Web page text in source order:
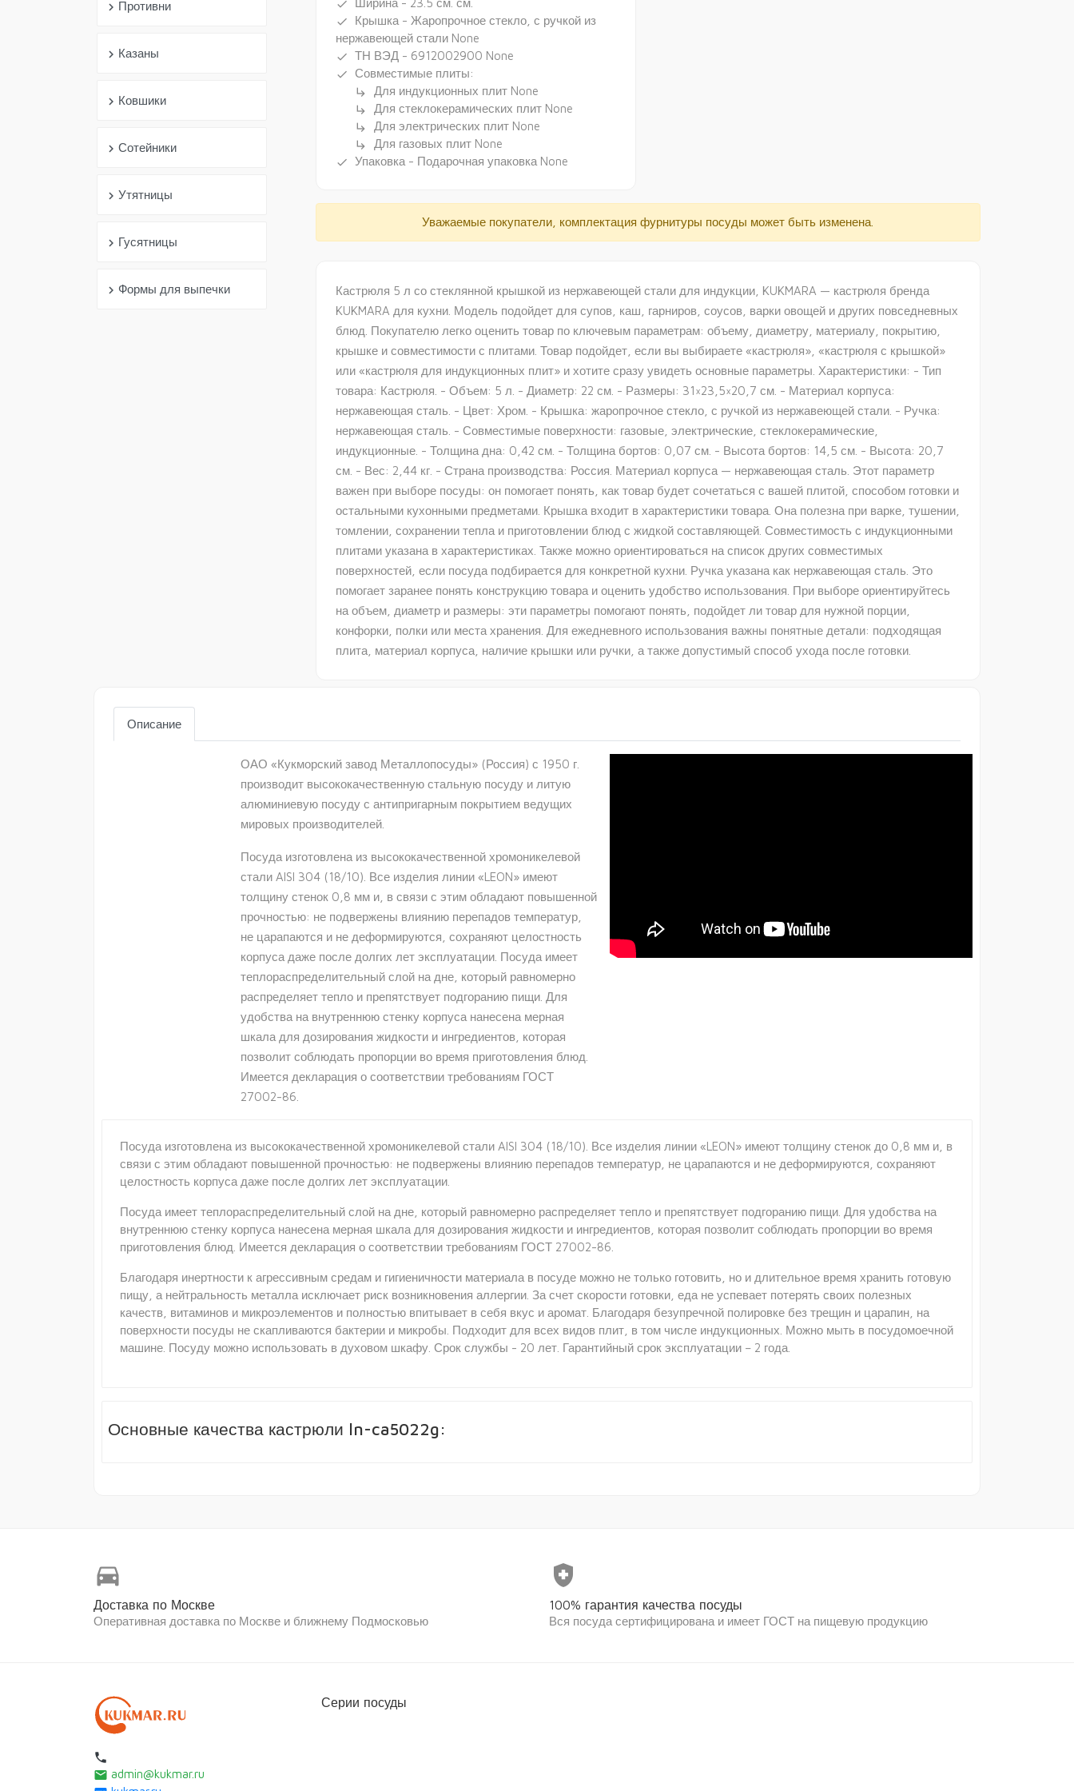
chevron_right Противни
chevron_right Казаны
chevron_right Ковшики
chevron_right Сотейники
chevron_right Утятницы
chevron_right Гусятницы
chevron_right Формы для выпечки
done
done
Крышка - Жаропрочное стекло, с ручкой из
нержавеющей стали None
done ТН ВЭД - 6912002900 None
done Совместимые плиты:
subdirectory_arrow_right Для индукционных плит None
subdirectory_arrow_right Для стеклокерамических плит None
subdirectory_arrow_right Для электрических плит None
subdirectory_arrow_right Для газовых плит None
done Упаковка - Подарочная упаковка None
Уважаемые покупатели, комплектация фурнитуры посуды может быть изменена.
Кастрюля 5 л со стеклянной крышкой из нержавеющей стали для индукции, KUKMARA — кастрюля бренда
KUKMARA для кухни. Модель подойдет для супов, каш, гарниров, соусов, варки овощей и других повседневных
блюд. Покупателю легко оценить товар по ключевым параметрам: объему, диаметру, материалу, покрытию,
крышке и совместимости с плитами. Товар подойдет, если вы выбираете «кастрюля», «кастрюля с крышкой»
или «кастрюля для индукционных плит» и хотите сразу увидеть основные параметры. Характеристики: - Тип
товара: Кастрюля. - Объем: 5 л. - Диаметр: 22 см. - Размеры: 31×23,5×20,7 см. - Материал корпуса:
нержавеющая сталь. - Цвет: Хром. - Крышка: жаропрочное стекло, с ручкой из нержавеющей стали. - Ручка:
нержавеющая сталь. - Совместимые поверхности: газовые, электрические, стеклокерамические,
индукционные. - Толщина дна: 0,42 см. - Толщина бортов: 0,07 см. - Высота бортов: 14,5 см. - Высота: 20,7
см. - Вес: 2,44 кг. - Страна производства: Россия. Материал корпуса — нержавеющая сталь. Этот параметр
важен при выборе посуды: он помогает понять, как товар будет сочетаться с вашей плитой, способом готовки и
остальными кухонными предметами. Крышка входит в характеристики товара. Она полезна при варке, тушении,
томлении, сохранении тепла и приготовлении блюд с жидкой составляющей. Совместимость с индукционными
плитами указана в характеристиках. Также можно ориентироваться на список других совместимых
поверхностей, если посуда подбирается для конкретной кухни. Ручка указана как нержавеющая сталь. Это
помогает заранее понять конструкцию товара и оценить удобство использования. При выборе ориентируйтесь
на объем, диаметр и размеры: эти параметры помогают понять, подойдет ли товар для нужной порции,
конфорки, полки или места хранения. Для ежедневного использования важны понятные детали: подходящая
плита, материал корпуса, наличие крышки или ручки, а также допустимый способ ухода после готовки.
Описание
ОАО «Кукморский завод Металлопосуды» (Россия) с 1950 г.
производит высококачественную стальную посуду и литую
алюминиевую посуду с антипригарным покрытием ведущих
мировых производителей.
Посуда изготовлена из высококачественной хромоникелевой
стали AISI 304 (18/10). Все изделия линии «LEON» имеют
толщину стенок 0,8 мм и, в связи с этим обладают повышенной
прочностью: не подвержены влиянию перепадов температур,
не царапаются и не деформируются, сохраняют целостность
корпуса даже после долгих лет эксплуатации. Посуда имеет
теплораспределительный слой на дне, который равномерно
распределяет тепло и препятствует подгоранию пищи. Для
удобства на внутреннюю стенку корпуса нанесена мерная
шкала для дозирования жидкости и ингредиентов, которая
позволит соблюдать пропорции во время приготовления блюд.
Имеется декларация о соответствии требованиям ГОСТ
27002-86.
Посуда изготовлена из высококачественной хромоникелевой стали AISI 304 (18/10). Все изделия линии «LEON» имеют толщину стенок до 0,8 мм и, в
связи с этим обладают повышенной прочностью: не подвержены влиянию перепадов температур, не царапаются и не деформируются, сохраняют
целостность корпуса даже после долгих лет эксплуатации.
Посуда имеет теплораспределительный слой на дне, который равномерно распределяет тепло и препятствует подгоранию пищи. Для удобства на
внутреннюю стенку корпуса нанесена мерная шкала для дозирования жидкости и ингредиентов, которая позволит соблюдать пропорции во время
приготовления блюд. Имеется декларация о соответствии требованиям ГОСТ 27002-86.
Благодаря инертности к агрессивным средам и гигиеничности материала в посуде можно не только готовить, но и длительное время хранить готовую
пищу, а нейтральность металла исключает риск возникновения аллергии. За счет скорости готовки, еда не успевает потерять своих полезных
качеств, витаминов и микроэлементов и полностью впитывает в себя вкус и аромат. Благодаря безупречной полировке без трещин и царапин, на
поверхности посуды не скапливаются бактерии и микробы. Подходит для всех видов плит, в том числе индукционных. Можно мыть в посудомоечной
машине. Посуду можно использовать в духовом шкафу. Срок службы - 20 лет. Гарантийный срок эксплуатации – 2 года.
Основные качества кастрюли ln-ca5022g:
directions_car
Доставка по Москве
Оперативная доставка по Москве и ближнему Подмосковью
health_and_safety
100% гарантия качества посуды
Вся посуда сертифицирована и имеет ГОСТ на пищевую продукцию
local_phone
email admin@kukmar.ru
Серии посуды